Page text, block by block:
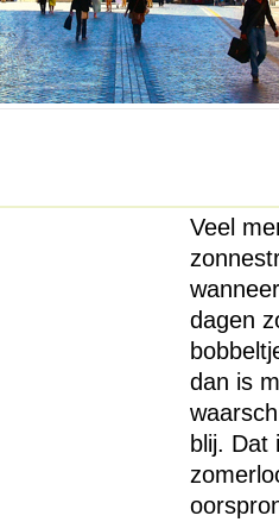
Veel
dagen
dan is
blij. Dat